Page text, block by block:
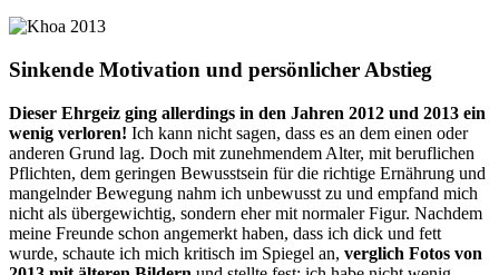
Sinkende Motivation und persönlicher Abstieg
Dieser Ehrgeiz ging allerdings in den Jahren 2012 und 2013 ein
wenig verloren! Ich kann nicht sagen, dass es an dem einen oder
anderen Grund lag. Doch mit zunehmendem Alter, mit beruflichen
Pflichten, dem geringen Bewusstsein für die richtige Ernährung und
mangelnder Bewegung nahm ich unbewusst zu und empfand mich
nicht als übergewichtig, sondern eher mit normaler Figur. Nachdem
meine Freunde schon angemerkt haben, dass ich dick und fett
wurde, schaute ich mich kritisch im Spiegel an, verglich Fotos von